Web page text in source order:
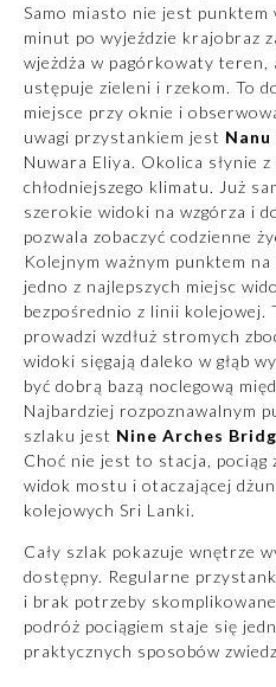
Samo miasto nie jest punktem
minut po wyjeździe krajobraz
wjeżdża w pagórkowaty teren,
ustępuje zieleni i rzekom. To
miejsce przy oknie i
uwagi przystankiem jest Nanu
Nuwara Eliya. Okolica słynie
chłodniejszego klimatu. Już
szerokie widoki na wzgórza i
pozwala zobaczyć codzienne
Kolejnym ważnym punktem
jedno z najlepszych miejsc
bezpośrednio z linii kolejowej.
prowadzi wzdłuż stromych
widoki sięgają daleko w głąb
być dobrą bazą noclegową
Najbardziej rozpoznawalnym
szlaku jest Nine Arches
Choć nie jest to stacja, pociąg
widok mostu i otaczającej
kolejowych Sri Lanki.
Cały szlak pokazuje wnętrze
dostępny. Regularne
i brak potrzeby
podróż pociągiem staje się
praktycznych sposobów